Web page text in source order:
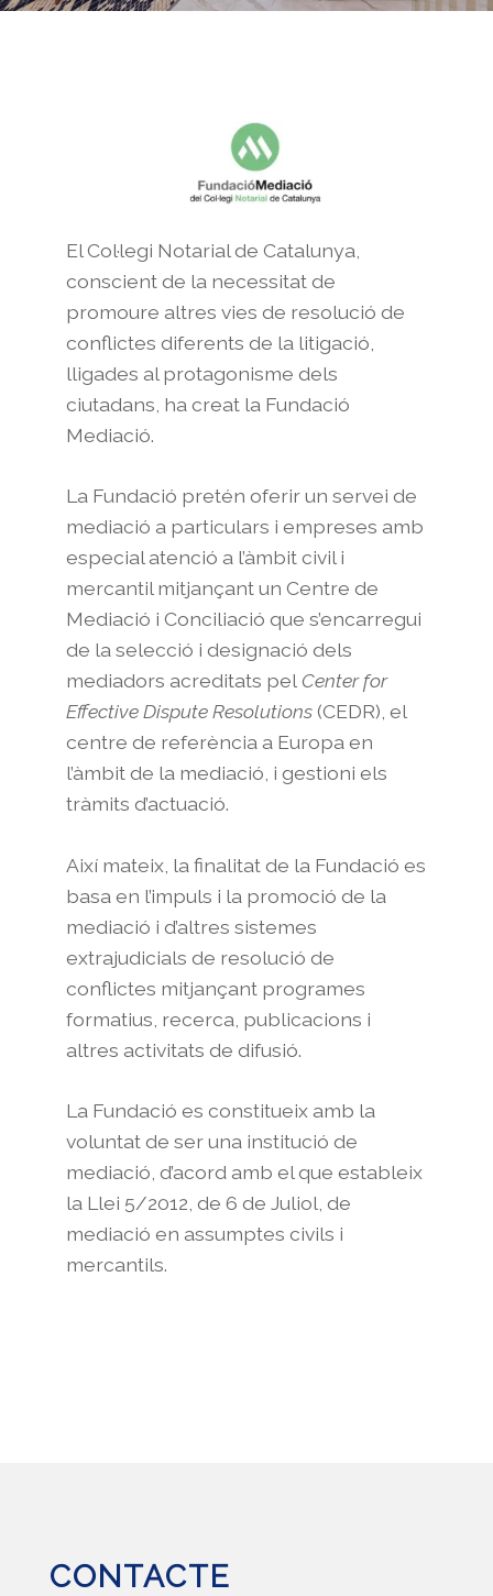
El Col·legi Notarial de Catalunya,
conscient de la necessitat de
promoure altres vies de resolució de
conflictes diferents de la litigació,
lligades al protagonisme dels
ciutadans, ha creat la Fundació
Mediació.
La Fundació pretén oferir un servei de
mediació a particulars i empreses amb
especial atenció a l’àmbit civil i
mercantil mitjançant un Centre de
Mediació i Conciliació que s’encarregui
de la selecció i designació dels
mediadors acreditats pel Center for
Effective Dispute Resolutions(CEDR), el
centre de referència a Europa en
l’àmbit de la mediació, i gestioni els
tràmits d’actuació.
Així mateix, la finalitat de la Fundació es
basa en l’impuls i la promoció de la
mediació i d’altres sistemes
extrajudicials de resolució de
conflictes mitjançant programes
formatius, recerca, publicacions i
altres activitats de difusió.
La Fundació es constitueix amb la
voluntat de ser una institució de
mediació, d’acord amb el que estableix
la Llei 5/2012, de 6 de Juliol, de
mediació en assumptes civils i
mercantils.
CONTACTE